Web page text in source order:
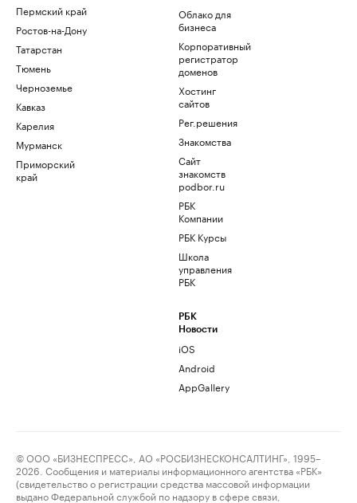
Пермский край
Ростов-на-Дону
Татарстан
Тюмень
Черноземье
Кавказ
Карелия
Мурманск
Приморский
край
Облако для
бизнеса
Корпоративный
регистратор
доменов
Хостинг
сайтов
Рег.решения
Знакомства
Сайт
знакомств
podbor.ru
РБК
Компании
РБК Курсы
Школа
управления
РБК
РБК
Новости
iOS
Android
AppGallery
© ООО «БИЗНЕСПРЕСС», АО «РОСБИЗНЕСКОНСАЛТИНГ», 1995–
2026. Сообщения и материалы информационного агентства «РБК»
(свидетельство о регистрации средства массовой информации
выдано Федеральной службой по надзору в сфере связи,